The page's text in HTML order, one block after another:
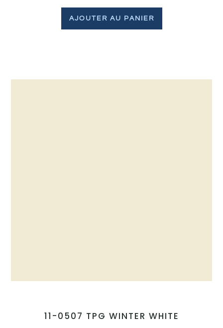
AJOUTER AU PANIER
11-0507 TPG WINTER WHITE